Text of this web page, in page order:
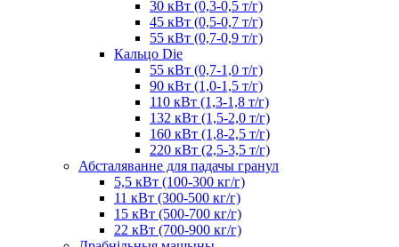
30 кВт (0,3-0,5 т/г)
45 кВт (0,5-0,7 т/г)
55 кВт (0,7-0,9 т/г)
Кальцо Die
55 кВт (0,7-1,0 т/г)
90 кВт (1,0-1,5 т/г)
110 кВт (1,3-1,8 т/г)
132 кВт (1,5-2,0 т/г)
160 кВт (1,8-2,5 т/г)
220 кВт (2,5-3,5 т/г)
Абсталяванне для падачы гранул
5,5 кВт (100-300 кг/г)
11 кВт (300-500 кг/г)
15 кВт (500-700 кг/г)
22 кВт (700-900 кг/г)